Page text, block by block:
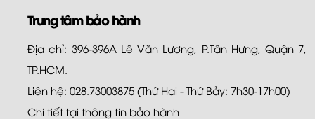
Trung tâm bảo hành
Địa chỉ: 396-396A Lê Văn Lương, P.Tân Hưng, Quận 7,
TP.HCM.
Liên hệ: 028.73003875 (Thứ Hai - Thứ Bảy: 7h30-17h00)
Chi tiết tại thông tin bảo hành